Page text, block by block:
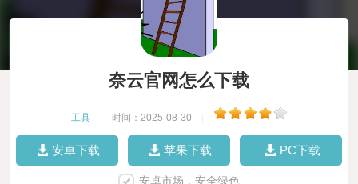
奈云官网怎么下载
工具 时间：2025-08-30
安卓下载 苹果下载 PC下载
安卓市场，安全绿色